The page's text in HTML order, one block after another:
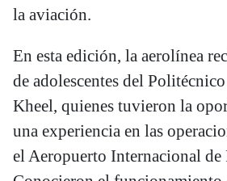
la aviación.
En esta edición, la aerolínea
de adolescentes del
Kheel, quienes tuvieron la
una experiencia en las
el Aeropuerto Internacional de